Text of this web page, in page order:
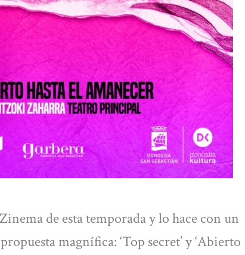
de esta temporada y lo hace con un
magnífica: ‘Top secret’ y ‘Abierto